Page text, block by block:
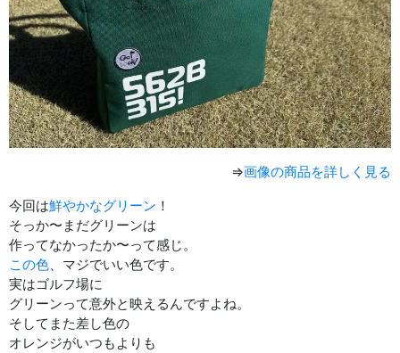
⇒画像の商品を詳しく見る
今回は鮮やかなグリーン ！
そっか〜まだグリーンは
作ってなかったか〜って感じ。
この色、マジでいい色です。
実はゴルフ場に
グリーンって意外と映えるんですよね。
そしてまた差し色の
オレンジがいつもよりも